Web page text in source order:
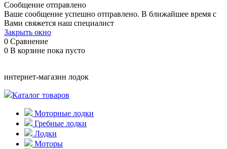
Сообщение отправлено
Ваше сообщение успешно отправлено. В ближайшее время с
Вами свяжется наш специалист
Закрыть окно
0 Сравнение
0 В корзине пока пусто
интернет-магазин лодок
Каталог товаров
Моторные лодки
Гребные лодки
Лодки
Моторы